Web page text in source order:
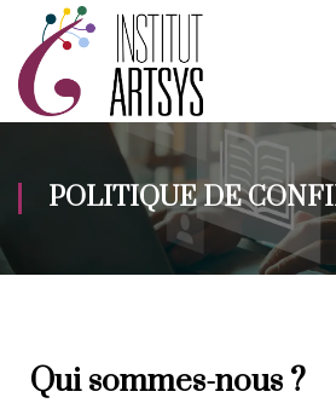
POLITIQUE DE
Qui sommes-nous ?